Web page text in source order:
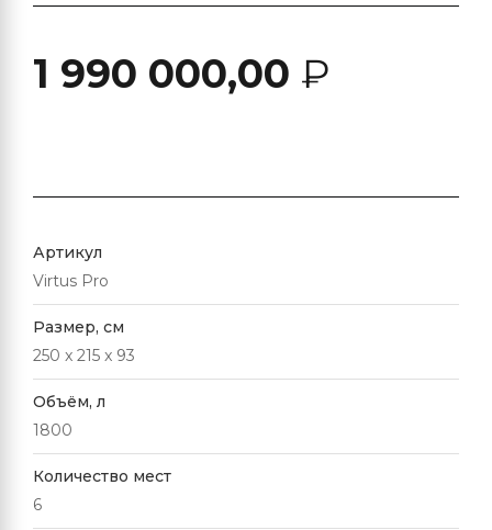
1 990 000,00 ₽
Артикул
Virtus Pro
Размер, см
250 x 215 x 93
Объём, л
1800
Количество мест
6